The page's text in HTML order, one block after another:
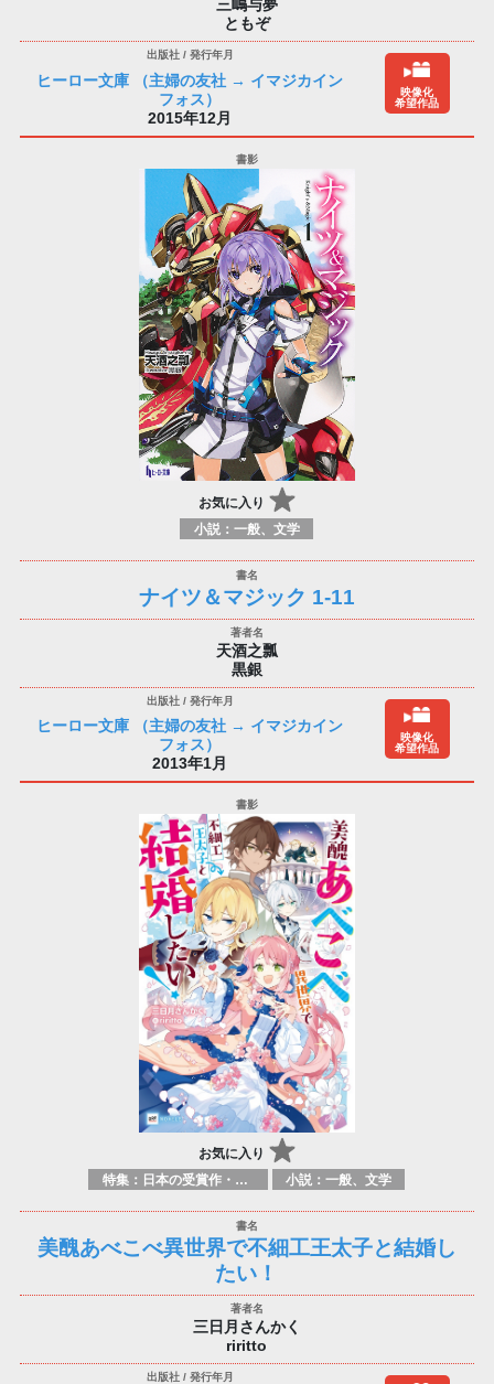
三嶋与夢
ともぞ
ヒーロー文庫 （主婦の友社 → イマジカイン
フォス）
2015年12月
映像化
希望作品
お気に入り
小説：一般、文学
ナイツ＆マジック 1-11
天酒之瓢
黒銀
ヒーロー文庫 （主婦の友社 → イマジカイン
フォス）
2013年1月
映像化
希望作品
お気に入り
特集：日本の受賞作・ノミネート作品特集 小説：一般、文学
美醜あべこべ異世界で不細工王太子と結婚し
たい！
三日月さんかく
riritto